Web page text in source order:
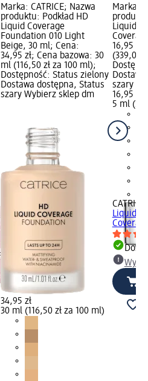
Marka: CATRICE; Nazwa
produktu: Podkład HD
Liquid Coverage
Foundation 010 Light
Beige, 30 ml; Cena:
34,95 zł; Cena bazowa: 30
ml (116,50 zł za 100 ml);
Dostępność: Status zielony
Dostawa dostępna, Status
szary Wybierz sklep dm
34,95 zł
30 ml (116,50 zł za 100 ml)
Marka:
Liquid
16,95
(339,00
szary
16,95 zł
5 ml
CATRICE
Liquid